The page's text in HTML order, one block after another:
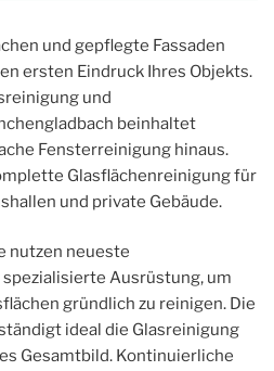
und gepflegte Fassaden
ersten Eindruck Ihres Objekts.
und
beinhaltet
Fensterreinigung hinaus.
Glasflächenreinigung für
und private Gebäude.
nutzen neueste
Ausrüstung, um
gründlich zu reinigen. Die
ideal die Glasreinigung
Gesamtbild. Kontinuierliche